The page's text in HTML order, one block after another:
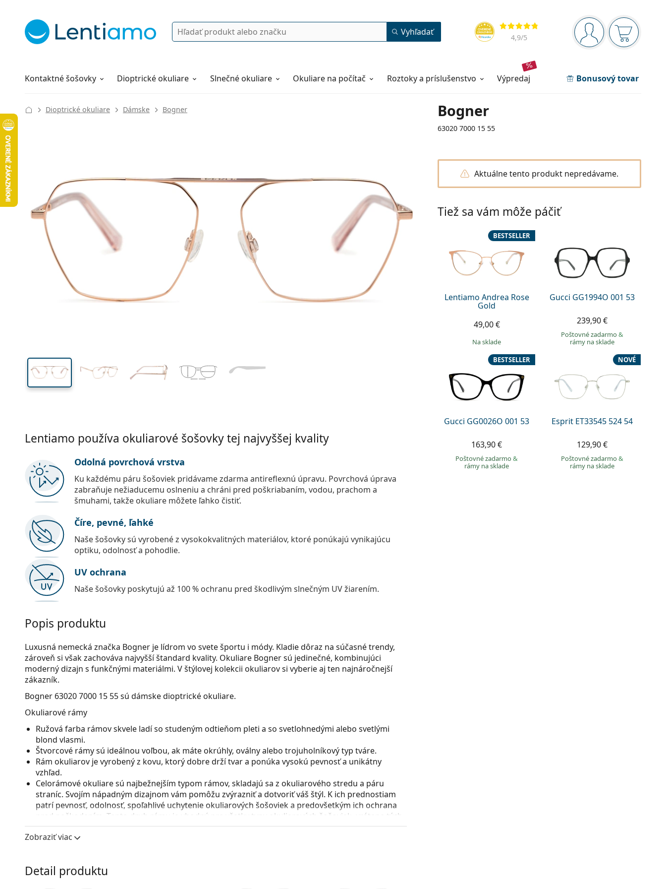
Navigačný panel
ste prihláseníNákupný
Hodnotenia
4,9/5
Vyhľadávanie Vyhľadať
Kontaktné šošovky
Roztoky Dioptrické okuliare Slnečné okuliare Okuliare na počítač Roztoky a príslušenstvo výpredaj Bonusový tovar
Všetko o nákupe
Bogner
63020 7000 15 55
Dioptrické okuliare Dámske Bogner
134 mm
Šírka
43 mm
Výška očnice Šírka očnice
55
Šírka
mostíka
Aktuálne tento produkt nepredávame.
Tiež sa vám môže páčiť
Lentiamo Andrea Rose
Gold
BESTSELLER
49,00 €
na sklade
Gucci GG1994O 001 53
239,90 €
Poštovné zadarmo&
rámy na sklade
Gucci GG0026O 001 53
BESTSELLER
163,90 €
Poštovné zadarmo&
rámy na sklade
Esprit ET33545 524 54
NOVÉ
129,90 €
Poštovné zadarmo&
rámy na sklade
Lentiamo používa okuliarové šošovky tej najvyššej kvality
Odolná povrchová vrstva
Ku každému páru šošoviek pridávame zdarma antireflexnú úpravu. Povrchová úprava
zabraňuje nežiaducemu oslneniu a chráni pred poškriabaním, vodou, prachom a
šmuhami, takže okuliare môžete ľahko čistiť.
Číre, pevné, ľahké
Naše šošovky sú vyrobené z vysokokvalitných materiálov, ktoré ponúkajú vynikajúcu
optiku, odolnosť a pohodlie.
UV ochrana
Naše šošovky poskytujú až 100 % ochranu pred škodlivým slnečným UV žiarením.
Popis produktu
Luxusná nemecká značka Bogner je lídrom vo svete športu i módy. Kladie dôraz na súčasné trendy,
zároveň si však zachováva najvyšší štandard kvality. Okuliare Bogner sú jedinečné, kombinujúci
moderný dizajn s funkčnými materiálmi. V štýlovej kolekcii okuliarov si vyberie aj ten najnáročnejší
zákazník.
Bogner 63020 7000 15 55sú dámske dioptrické okuliare.
Okuliarové rámy
Ružová farba rámov skvele ladí so studeným odtieňom pleti a so svetlohnedými alebo svetlými
blond vlasmi.
Štvorcové rámy sú ideálnou voľbou, ak máte okrúhly, oválny alebo trojuholníkový typ tváre.
Rám okuliarov je vyrobený z kovu, ktorý dobre drží tvar a ponúka vysokú pevnosť a unikátny
vzhľad.
Celorámové okuliare sú najbežnejším typom rámov, skladajú sa z okuliarového stredu a páru
straníc. Svojím nápadným dizajnom vám pomôžu zvýrazniť a dotvoriť váš štýl. K ich prednostiam
patrí pevnosť, odolnosť, spoľahlivé uchytenie okuliarových šošoviek a predovšetkým ich ochrana
pred poškodením. Tento druh rámu je vhodný pre všetky typy okuliarových šošoviek, vrátane tých
s vyššou optickou mohutnosťou.
Nastaviteľné sedielka umožňujú jemnú úpravu pozície a usadenie okuliarov. Nosové opierky sa
zlomeniu.
Zobraziť viac
Detail produktu